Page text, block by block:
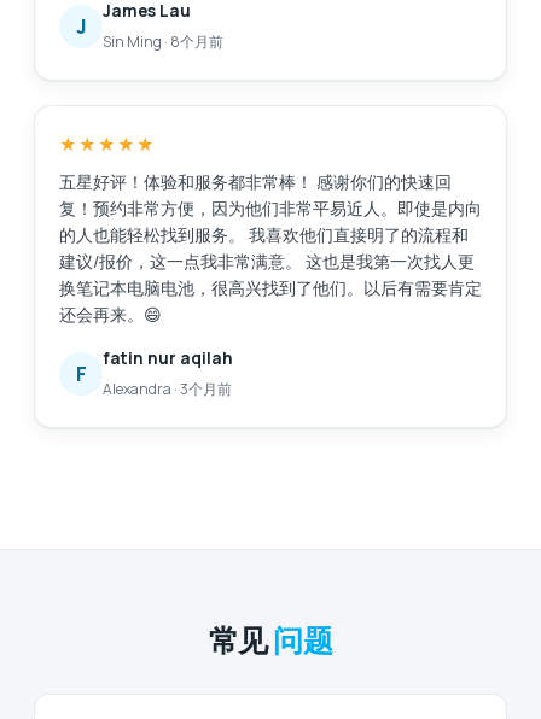
J
James Lau
Sin Ming · 8个月前
★★★★★
五星好评！体验和服务都非常棒！ 感谢你们的快速回
复！预约非常方便，因为他们非常平易近人。即使是内向
的人也能轻松找到服务。 我喜欢他们直接明了的流程和
建议/报价，这一点我非常满意。 这也是我第一次找人更
换笔记本电脑电池，很高兴找到了他们。以后有需要肯定
还会再来。😄
F
fatin nur aqilah
Alexandra ·3个月前
常见问题